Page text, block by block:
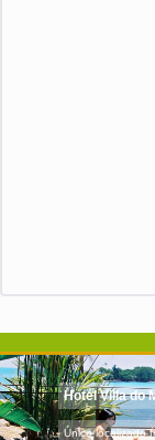
Hotel Villa do
Único localizado